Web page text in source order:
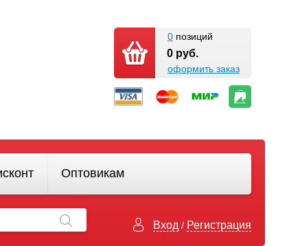
0 позиций
0 руб.
оформить заказ
Оптовикам
Вход / Регистрация